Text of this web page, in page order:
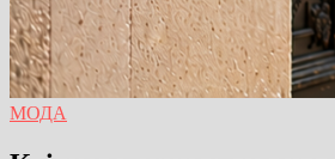
МОДА